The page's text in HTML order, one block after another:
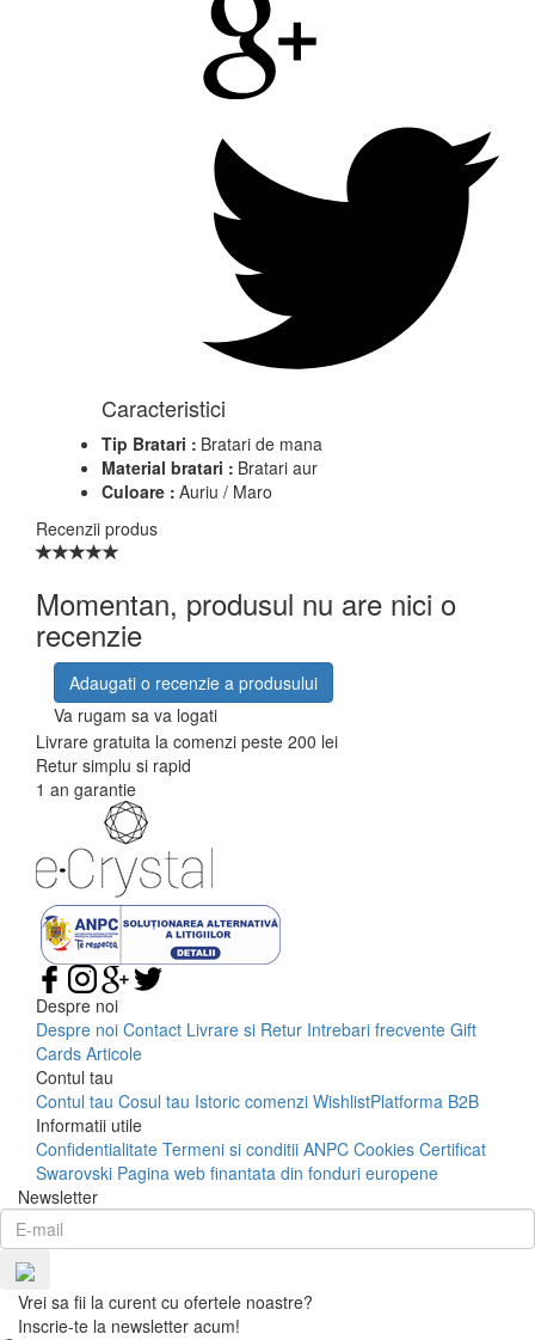
Caracteristici
Tip Bratari : Bratari de mana
Material bratari : Bratari aur
Culoare : Auriu / Maro
Recenzii produs
Momentan, produsul nu are nici o
recenzie
Adaugati o recenzie a produsului
Va rugam sa va logati
Livrare gratuita la comenzi peste 200 lei
Retur simplu si rapid
1 an garantie
Despre noi
Despre noi Contact Livrare si Retur Intrebari frecvente Gift
Cards Articole
Contul tau
Contul tau Cosul tau Istoric comenzi WishlistPlatforma B2B
Informatii utile
Confidentialitate Termeni si conditii ANPC Cookies Certificat
Swarovski Pagina web finantata din fonduri europene
Newsletter
Vrei sa fii la curent cu ofertele noastre?
Inscrie-te la newsletter acum!